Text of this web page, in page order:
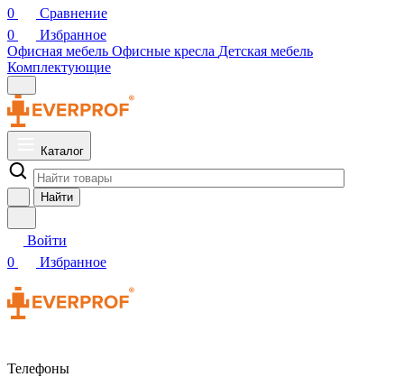
0
Сравнение
0
Избранное
Офисная мебель Офисные кресла Детская мебель
Комплектующие
Каталог
Найти
Войти
0
Избранное
Телефоны